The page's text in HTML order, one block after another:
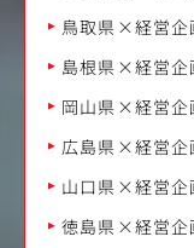
鳥取県×経営企
島根県×経営企
岡山県×経営企
広島県×経営企
山口県×経営企
徳島県×経営企